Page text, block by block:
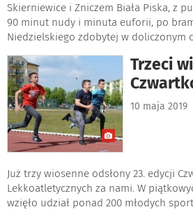
Skierniewice i Zniczem Biała Piska, z
90 minut nudy i minuta euforii, po
Niedzielskiego zdobytej w doliczonym
Trzeci
10 maja 2019
Już trzy wiosenne odsłony 23. edycji
Lekkoatletycznych za nami. W
wzięło udział ponad 200 młodych